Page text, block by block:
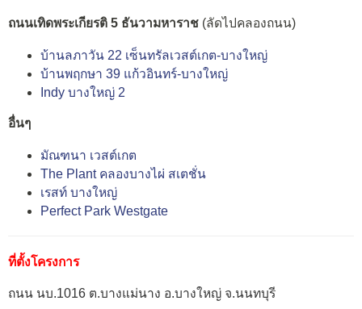
ถนนเทิดพระเกียรติ 5 ธันวามหาราช (ลัดไปคลองถนน)
บ้านลภาวัน 22 เซ็นทรัลเวสต์เกต-บางใหญ่
บ้านพฤกษา 39 แก้วอินทร์-บางใหญ่
Indy บางใหญ่ 2
อื่นๆ
มัณฑนา เวสต์เกต
The Plant คลองบางไผ่ สเตชั่น
เรสท์ บางใหญ่
Perfect Park Westgate
ที่ตั้งโครงการ
ถนน นบ.1016 ต.บางแม่นาง อ.บางใหญ่ จ.นนทบุรี